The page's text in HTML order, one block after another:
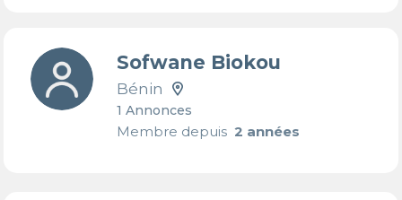
Sofwane Biokou
Bénin
1 Annonces
Membre depuis2 années